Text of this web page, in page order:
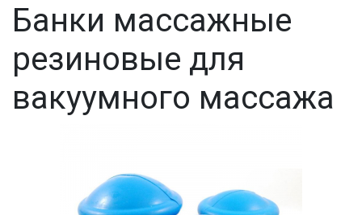
Банки массажные
резиновые для
вакуумного массажа